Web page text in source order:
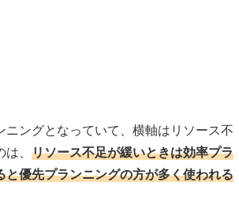
ングとなっていて、横軸はリソース不
、 リソース不足が緩いときは効率プラ
優先プランニングの方が多く使われる